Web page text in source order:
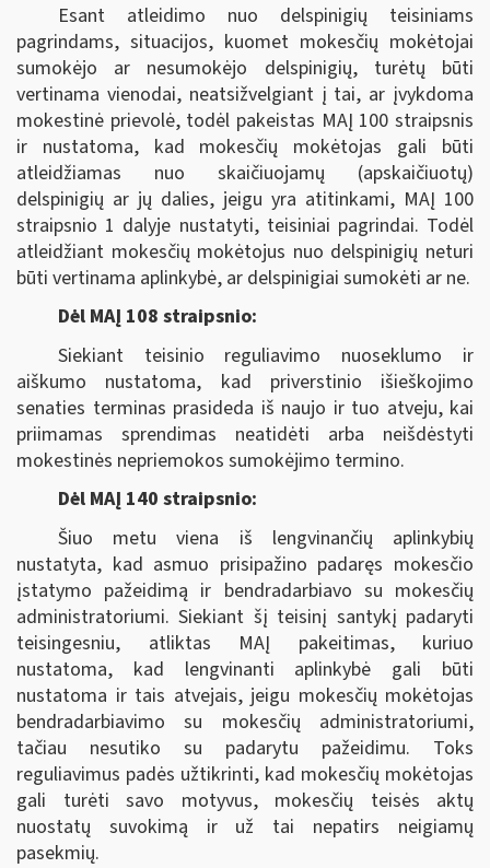
Esant atleidimo nuo delspinigių teisiniams
pagrindams, situacijos, kuomet mokesčių mokėtojai
sumokėjo ar nesumokėjo delspinigių, turėtų būti
vertinama vienodai, neatsižvelgiant į tai, ar įvykdoma
mokestinė prievolė, todėl pakeistas MAĮ 100 straipsnis
ir nustatoma, kad mokesčių mokėtojas gali būti
atleidžiamas nuo skaičiuojamų (apskaičiuotų)
delspinigių ar jų dalies, jeigu yra atitinkami, MAĮ 100
straipsnio 1 dalyje nustatyti, teisiniai pagrindai. Todėl
atleidžiant mokesčių mokėtojus nuo delspinigių neturi
būti vertinama aplinkybė, ar delspinigiai sumokėti ar ne.
Dėl MAĮ 108 straipsnio:
Siekiant teisinio reguliavimo nuoseklumo ir
aiškumo nustatoma, kad priverstinio išieškojimo
senaties terminas prasideda iš naujo ir tuo atveju, kai
priimamas sprendimas neatidėti arba neišdėstyti
mokestinės nepriemokos sumokėjimo termino.
Dėl MAĮ 140 straipsnio:
Šiuo metu viena iš lengvinančių aplinkybių
nustatyta, kad asmuo prisipažino padaręs mokesčio
įstatymo pažeidimą ir bendradarbiavo su mokesčių
administratoriumi. Siekiant šį teisinį santykį padaryti
teisingesniu, atliktas MAĮ pakeitimas, kuriuo
nustatoma, kad lengvinanti aplinkybė gali būti
nustatoma ir tais atvejais, jeigu mokesčių mokėtojas
bendradarbiavimo su mokesčių administratoriumi,
tačiau nesutiko su padarytu pažeidimu. Toks
reguliavimus padės užtikrinti, kad mokesčių mokėtojas
gali turėti savo motyvus, mokesčių teisės aktų
nuostatų suvokimą ir už tai nepatirs neigiamų
pasekmių.